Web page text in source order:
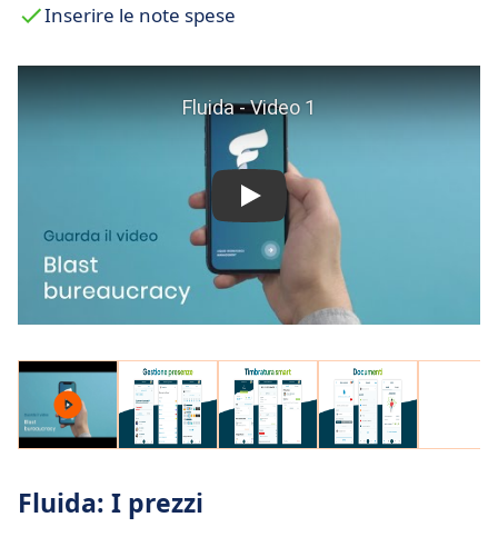
Inserire le note spese
Fluida: I prezzi